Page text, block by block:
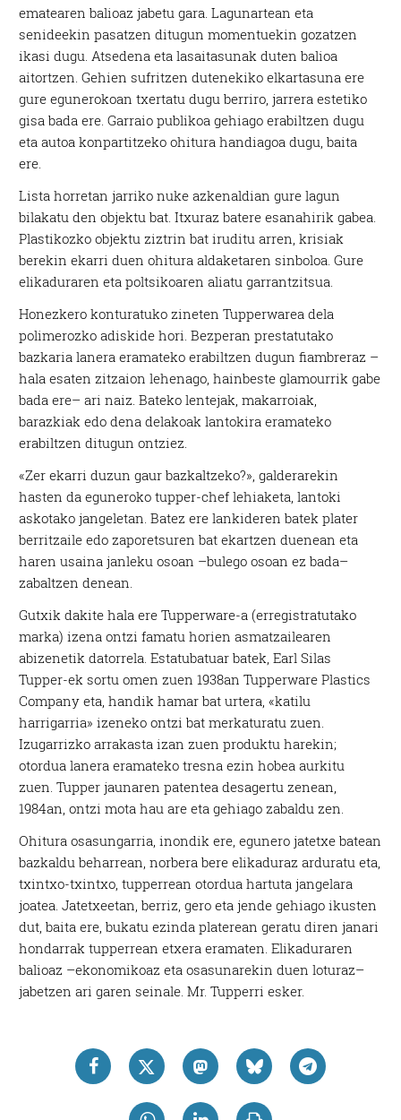
ematearen balioaz jabetu gara. Lagunartean eta
senideekin pasatzen ditugun momentuekin gozatzen
ikasi dugu. Atsedena eta lasaitasunak duten balioa
aitortzen. Gehien sufritzen dutenekiko elkartasuna ere
gure egunerokoan txertatu dugu berriro, jarrera estetiko
gisa bada ere. Garraio publikoa gehiago erabiltzen dugu
eta autoa konpartitzeko ohitura handiagoa dugu, baita
ere.
Lista horretan jarriko nuke azkenaldian gure lagun
bilakatu den objektu bat. Itxuraz batere esanahirik gabea.
Plastikozko objektu ziztrin bat iruditu arren, krisiak
berekin ekarri duen ohitura aldaketaren sinboloa. Gure
elikaduraren eta poltsikoaren aliatu garrantzitsua.
Honezkero konturatuko zineten Tupperwarea dela
polimerozko adiskide hori. Bezperan prestatutako
bazkaria lanera eramateko erabiltzen dugun fiambreraz –
hala esaten zitzaion lehenago, hainbeste glamourrik gabe
bada ere– ari naiz. Bateko lentejak, makarroiak,
barazkiak edo dena delakoak lantokira eramateko
erabiltzen ditugun ontziez.
«Zer ekarri duzun gaur bazkaltzeko?», galderarekin
hasten da eguneroko tupper-chef lehiaketa, lantoki
askotako jangeletan. Batez ere lankideren batek plater
berritzaile edo zaporetsuren bat ekartzen duenean eta
haren usaina janleku osoan –bulego osoan ez bada–
zabaltzen denean.
Gutxik dakite hala ere Tupperware-a (erregistratutako
marka) izena ontzi famatu horien asmatzailearen
abizenetik datorrela. Estatubatuar batek, Earl Silas
Tupper-ek sortu omen zuen 1938an Tupperware Plastics
Company eta, handik hamar bat urtera, «katilu
harrigarria» izeneko ontzi bat merkaturatu zuen.
Izugarrizko arrakasta izan zuen produktu harekin;
otordua lanera eramateko tresna ezin hobea aurkitu
zuen. Tupper jaunaren patentea desagertu zenean,
1984an, ontzi mota hau are eta gehiago zabaldu zen.
Ohitura osasungarria, inondik ere, egunero jatetxe batean
bazkaldu beharrean, norbera bere elikaduraz arduratu eta,
txintxo-txintxo, tupperrean otordua hartuta jangelara
joatea. Jatetxeetan, berriz, gero eta jende gehiago ikusten
dut, baita ere, bukatu ezinda platerean geratu diren janari
hondarrak tupperrean etxera eramaten. Elikaduraren
balioaz –ekonomikoaz eta osasunarekin duen loturaz–
jabetzen ari garen seinale. Mr. Tupperri esker.